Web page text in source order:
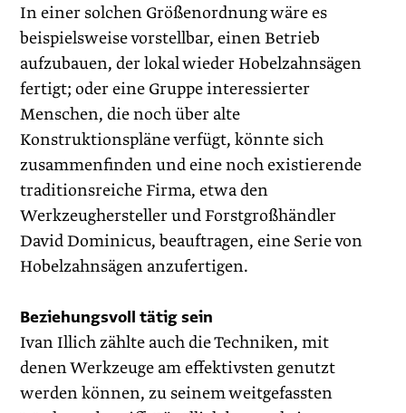
In einer solchen Größenordnung wäre es
beispielsweise vorstellbar, einen Betrieb
aufzubauen, der lokal wieder Hobelzahnsägen
fertigt; oder eine Gruppe interessierter
Menschen, die noch über alte
Konstruktionspläne verfügt, könnte sich
zusammenfinden und eine noch existierende
traditionsreiche Firma, etwa den
Werkzeughersteller und Forstgroßhändler
David Dominicus, beauftragen, eine Serie von
Hobelzahnsägen anzufertigen.
Beziehungsvoll tätig sein
Ivan Illich zählte auch die Techniken, mit
denen Werkzeuge am effektivsten genutzt
werden können, zu seinem weitgefassten